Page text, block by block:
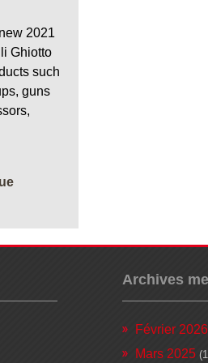
2021
Ghiotto
such
guns
Archives
Février 2026
Mars 2025